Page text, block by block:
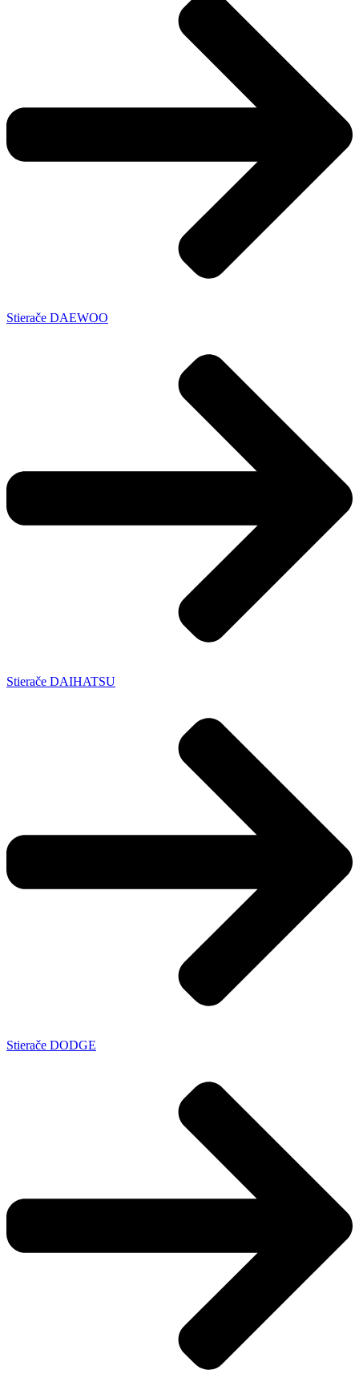
Stierače DAEWOO
Stierače DAIHATSU
Stierače DODGE